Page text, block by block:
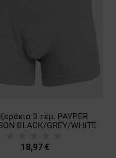
3 τεμ. PAYPER
BLACK/GREY/WHITE
18,97 €